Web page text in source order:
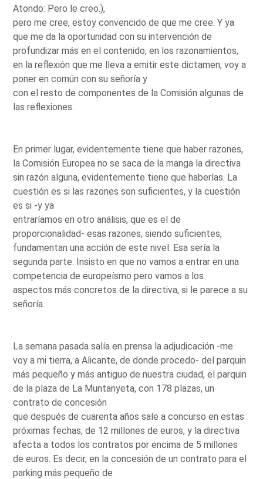
Atondo: Pero le creo.),
pero me cree, estoy convencido de que me cree. Y ya
que me da la oportunidad con su intervención de
profundizar más en el contenido, en los razonamientos,
en la reflexión que me lleva a emitir este dictamen, voy a
poner en común con su señoría y
con el resto de componentes de la Comisión algunas de
las reflexiones.
En primer lugar, evidentemente tiene que haber razones,
la Comisión Europea no se saca de la manga la directiva
sin razón alguna, evidentemente tiene que haberlas. La
cuestión es si las razones son suficientes, y la cuestión
es si -y ya
entraríamos en otro análisis, que es el de
proporcionalidad- esas razones, siendo suficientes,
fundamentan una acción de este nivel. Esa sería la
segunda parte. Insisto en que no vamos a entrar en una
competencia de europeísmo pero vamos a los
aspectos más concretos de la directiva, si le parece a su
señoría.
La semana pasada salía en prensa la adjudicación -me
voy a mi tierra, a Alicante, de donde procedo- del parquin
más pequeño y más antiguo de nuestra ciudad, el parquin
de la plaza de La Muntanyeta, con 178 plazas, un
contrato de concesión
que después de cuarenta años sale a concurso en estas
próximas fechas, de 12 millones de euros, y la directiva
afecta a todos los contratos por encima de 5 millones
de euros. Es decir, en la concesión de un contrato para el
parking más pequeño de